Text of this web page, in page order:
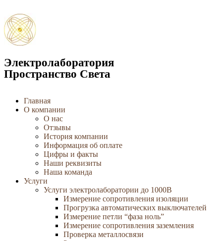
Электролаборатория
Пространство Света
Главная
О компании
О нас
Отзывы
История компании
Информация об оплате
Цифры и факты
Наши реквизиты
Наша команда
Услуги
Услуги электролаборатории до 1000В
Измерение сопротивления изоляции
Прогрузка автоматических выключателей
Измерение петли “фаза ноль”
Измерение сопротивления заземления
Проверка металлосвязи